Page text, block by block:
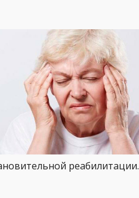
реабилитации.